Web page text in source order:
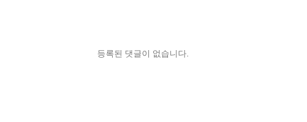
등록된 댓글이 없습니다.